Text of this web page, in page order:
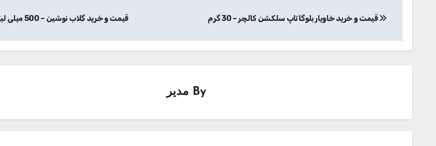
نوشتهقیمت و خرید خاویار بلوگا تاپ سلکشن کالچر – 30 گرم قیمت و خرید گلاب نوشین – 500 میلی لیتر
By مدیر